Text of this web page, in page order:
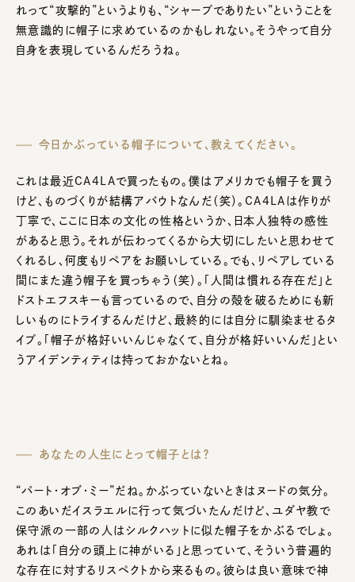
れって“攻撃的”というよりも、“シャープでありたい”ということを
無意識的に帽子に求めているのかもしれない。そうやって自分
自身を表現しているんだろうね。
今日かぶっている帽子について、教えてください。
これは最近CA4LAで買ったもの。僕はアメリカでも帽子を買う
けど、ものづくりが結構アバウトなんだ（笑）。CA4LAは作りが
丁寧で、ここに日本の文化の性格というか、日本人独特の感性
があると思う。それが伝わってくるから大切にしたいと思わせて
くれるし、何度もリペアをお願いしている。でも、リペアしている
間にまた違う帽子を買っちゃう（笑）。「人間は慣れる存在だ」と
ドストエフスキーも言っているので、自分の殻を破るためにも新
しいものにトライするんだけど、最終的には自分に馴染ませるタ
イプ。「帽子が格好いいんじゃなくて、自分が格好いいんだ」とい
うアイデンティティは持っておかないとね。
あなたの人生にとって帽子とは？
“パート・オブ・ミー”だね。かぶっていないときはヌードの気分。
このあいだイスラエルに行って気づいたんだけど、ユダヤ教で
保守派の一部の人はシルクハットに似た帽子をかぶるでしょ。
あれは「自分の頭上に神がいる」と思っていて、そういう普遍的
な存在に対するリスペクトから来るもの。彼らは良い意味で神